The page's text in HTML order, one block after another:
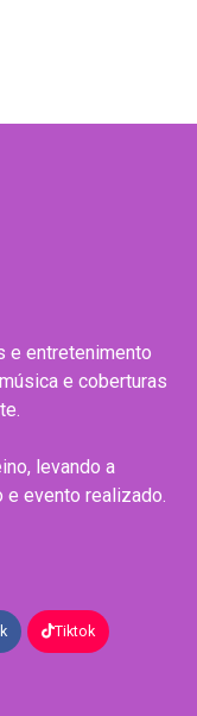
e entretenimento
e coberturas
levando a
e evento realizado.
Tiktok